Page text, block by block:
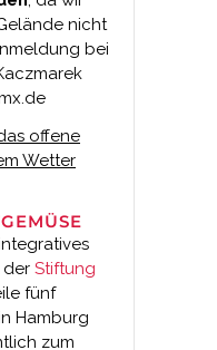
nicht
bei
offene
Wetter
der Stiftung
fünf
Hamburg
zum